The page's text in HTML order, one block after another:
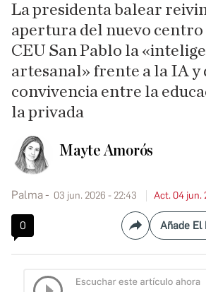
La presidenta balear
apertura del nuevo centro
CEU San Pablo la
artesanal» frente a la IA y
convivencia entre la
la privada
Mayte Amorós
Palma 03 jun. 2026 - 22:43 Act. 04 jun.
0 Compartir
Añade El